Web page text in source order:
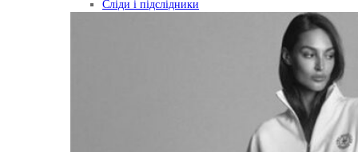
Сліди і підслідники